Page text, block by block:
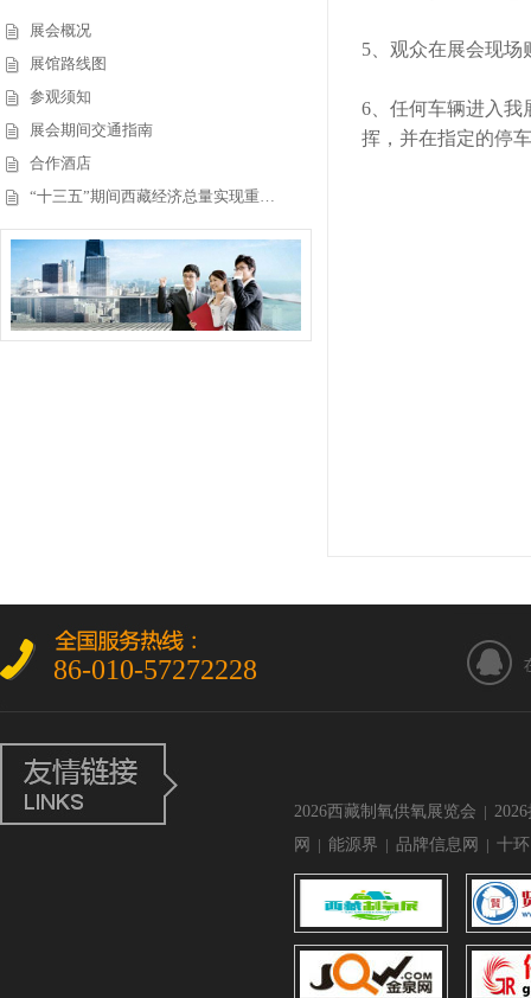
展会概况
展馆路线图
参观须知
展会期间交通指南
合作酒店
“十三五”期间西藏经济总量实现重…
5、观众在展会现
6、任何车辆进入我
挥，并在指定的停
86-010-57272228
2026西藏制氧供氧展览会 |
网
| 能源界 | 品牌信息网 | 十